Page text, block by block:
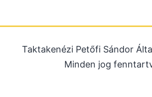
2025. július
2025. június
Taktakenézi Petőfi Sándor
Minden jog